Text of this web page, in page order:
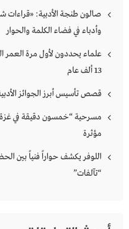
صالون طنجة الأدبية:
وأدباء في فضاء الكلمة والحوار
علماء يحددون لأول مرة
13 ألف عام
قصص تأسيس أبرز الجوائز
مسرحية “خمسون دقيقة في
مؤثرة
اللوفر يكشف حواراً فنياً بين
“تآلفات”